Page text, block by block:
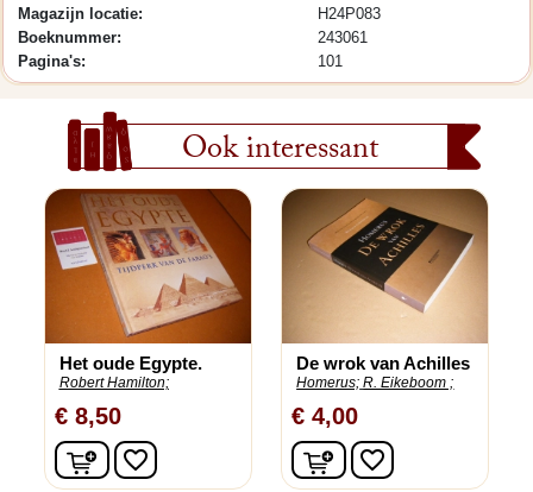
Magazijn locatie:
H24P083
Boeknummer:
243061
Pagina's:
101
Ook interessant
Het oude Egypte.
Robert Hamilton;
€ 8,50
In winkelwagen
favorite_border
De wrok van Achilles
Homerus; R. Eikeboom ;
€ 4,00
In winkelwagen
favorite_border